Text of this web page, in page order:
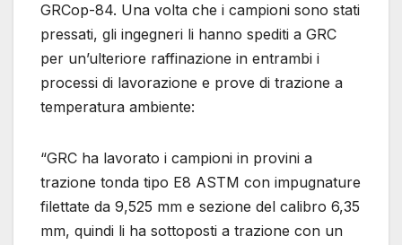
GRCop-84. Una volta che i campioni sono stati
pressati, gli ingegneri li hanno spediti a GRC
per un’ulteriore raffinazione in entrambi i
processi di lavorazione e prove di trazione a
temperatura ambiente:
“GRC ha lavorato i campioni in provini a
trazione tonda tipo E8 ASTM con impugnature
filettate da 9,525 mm e sezione del calibro 6,35
mm, quindi li ha sottoposti a trazione con un